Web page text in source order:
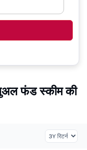
फंड स्कीम की